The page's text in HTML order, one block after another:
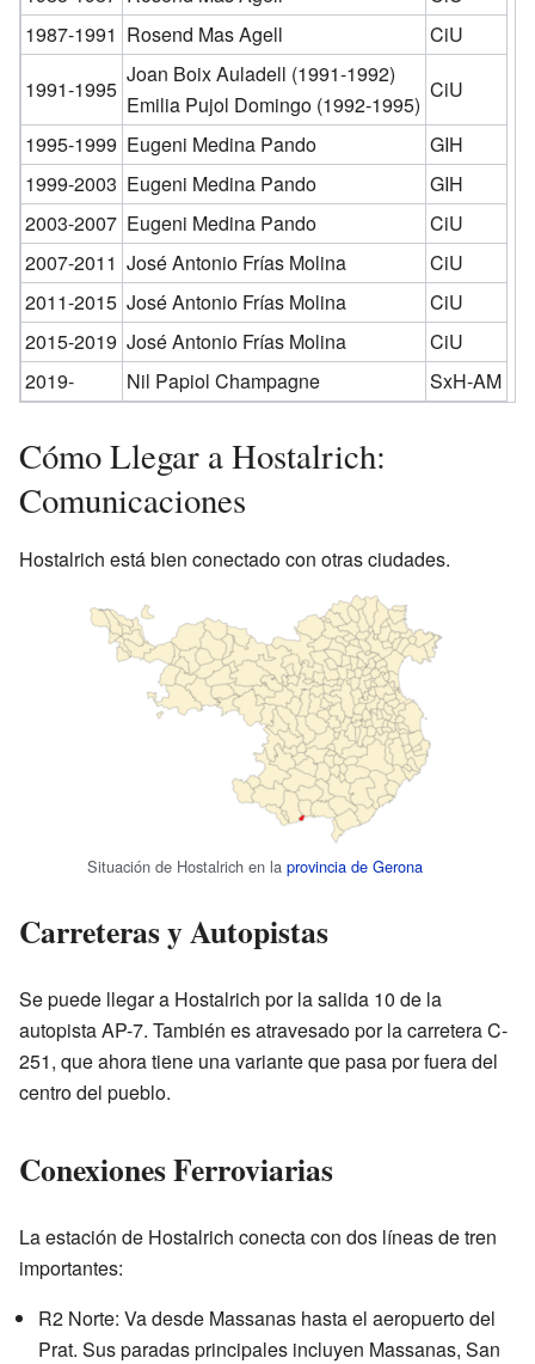
1987-1991 Rosend Mas Agell
CiU
1991-1995
Joan Boix Auladell (1991-1992)
Emilia Pujol Domingo (1992-1995)
CiU
1995-1999 Eugeni Medina Pando
GIH
1999-2003 Eugeni Medina Pando
GIH
2003-2007 Eugeni Medina Pando
CiU
2007-2011 José Antonio Frías Molina
CiU
2011-2015 José Antonio Frías Molina
CiU
2015-2019 José Antonio Frías Molina
CiU
2019-
Nil Papiol Champagne SxH-AM
Cómo Llegar a Hostalrich:
Comunicaciones
Hostalrich está bien conectado con otras ciudades.
Situación de Hostalrich en la provincia de Gerona
Carreteras y Autopistas
Se puede llegar a Hostalrich por la salida 10 de la
autopista AP-7. También es atravesado por la carretera C-
251, que ahora tiene una variante que pasa por fuera del
centro del pueblo.
Conexiones Ferroviarias
La estación de Hostalrich conecta con dos líneas de tren
importantes:
R2 Norte: Va desde Massanas hasta el aeropuerto del
Prat. Sus paradas principales incluyen Massanas, San